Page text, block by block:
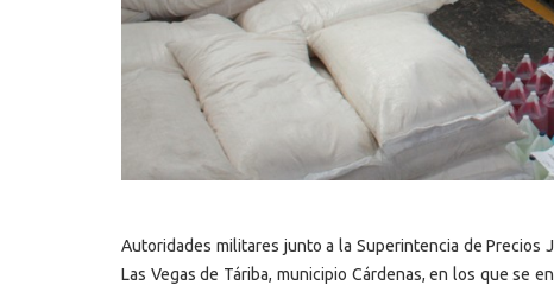
Autoridades militares junto a la Superintencia de Precios
Las Vegas de Táriba, municipio Cárdenas, en los que se